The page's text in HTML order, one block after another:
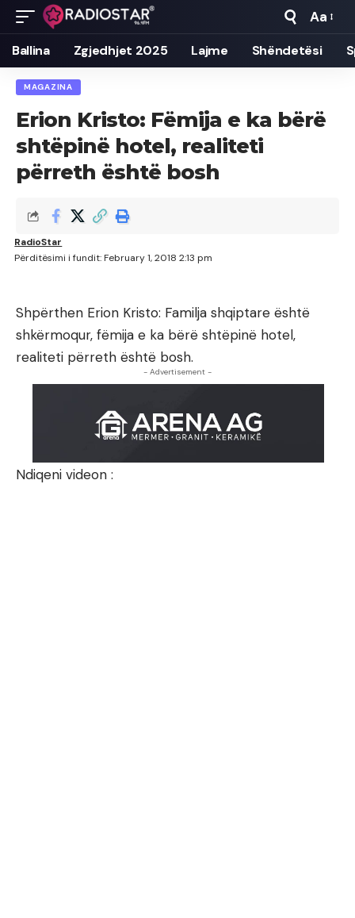
Font
Resizer
Aa
Ballina Zgjedhjet 2025 Lajme Shëndetësi
MAGAZINA
Erion Kristo: Fëmija e ka bërë
shtëpinë hotel, realiteti
përreth është bosh
Përditësimi i fundit: February 1, 2018 2:13 pm
RadioStar
Shpërthen Erion Kristo: Familja shqiptare është
shkërmoqur, fëmija e ka bërë shtëpinë hotel,
realiteti përreth është bosh.
- Advertisement -
Ndiqeni videon :